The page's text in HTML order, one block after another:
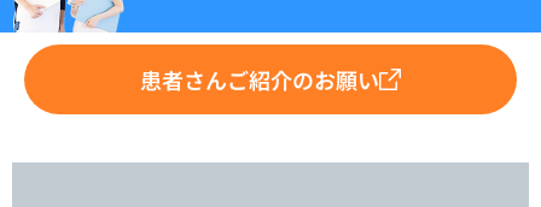
患者さんご紹介のお願い